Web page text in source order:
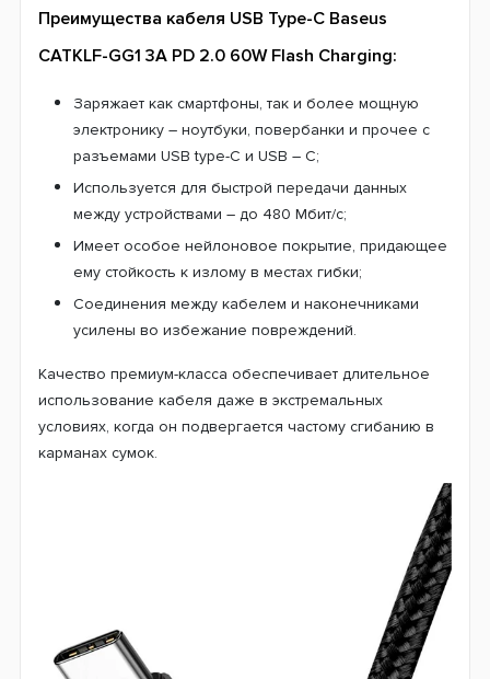
Преимущества кабеля USB Type-C Baseus
CATKLF-GG1 3A PD 2.0 60W Flash Charging:
Заряжает как смартфоны, так и более мощную
электронику – ноутбуки, повербанки и прочее с
разъемами USB type-C и USB – C;
Используется для быстрой передачи данных
между устройствами – до 480 Мбит/с;
Имеет особое нейлоновое покрытие, придающее
ему стойкость к излому в местах гибки;
Соединения между кабелем и наконечниками
усилены во избежание повреждений.
Качество премиум-класса обеспечивает длительное
использование кабеля даже в экстремальных
условиях, когда он подвергается частому сгибанию в
карманах сумок.